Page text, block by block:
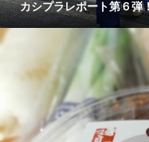
カシプラレポート第６弾